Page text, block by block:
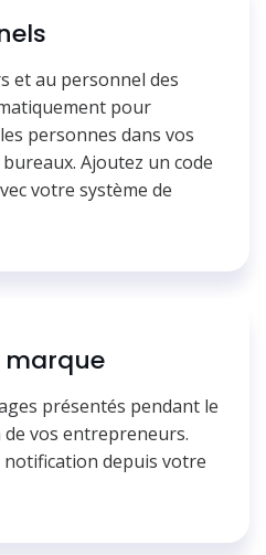
et au personnel des
pour
personnes dans vos
Ajoutez un code
votre système de
marque
présentés pendant le
de vos entrepreneurs.
notification depuis votre